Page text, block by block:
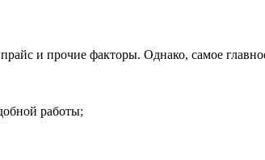
и прочие факторы. Однако, самое
работы;